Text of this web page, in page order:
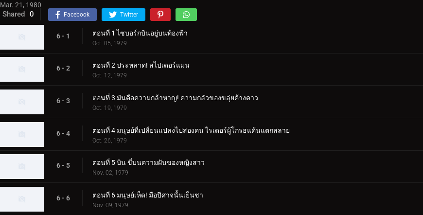
Mar. 21, 1980
Shared 0 Facebook Twitter
6 - 1 ตอนที่ 1 ไซบอร์กบินอยู่บนท้องฟ้า
Oct. 05, 1979
6 - 2 ตอนที่ 2 ประหลาด! สไปเดอร์แมน
Oct. 12, 1979
6 - 3 ตอนที่ 3 มันคือความกล้าหาญ! ความกลัวของขลุ่ยค้างคาว
Oct. 19, 1979
6 - 4 ตอนที่ 4 มนุษย์ที่เปลี่ยนแปลงไปสองคน ไรเดอร์ผู้โกรธแค้นแตกสลาย
Oct. 26, 1979
6 - 5 ตอนที่ 5 บิน ขี่บนความฝันของหญิงสาว
Nov. 02, 1979
6 - 6 ตอนที่ 6 มนุษย์เห็ด! มือปีศาจนั้นเย็นชา
Nov. 09, 1979